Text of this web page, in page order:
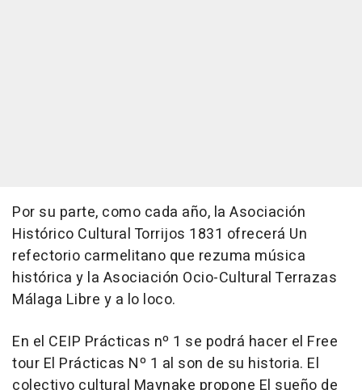
Por su parte, como cada año, la Asociación
Histórico Cultural Torrijos 1831 ofrecerá Un
refectorio carmelitano que rezuma música
histórica y la Asociación Ocio-Cultural Terrazas
Málaga Libre y a lo loco.
En el CEIP Prácticas nº 1 se podrá hacer el Free
tour El Prácticas Nº 1 al son de su historia. El